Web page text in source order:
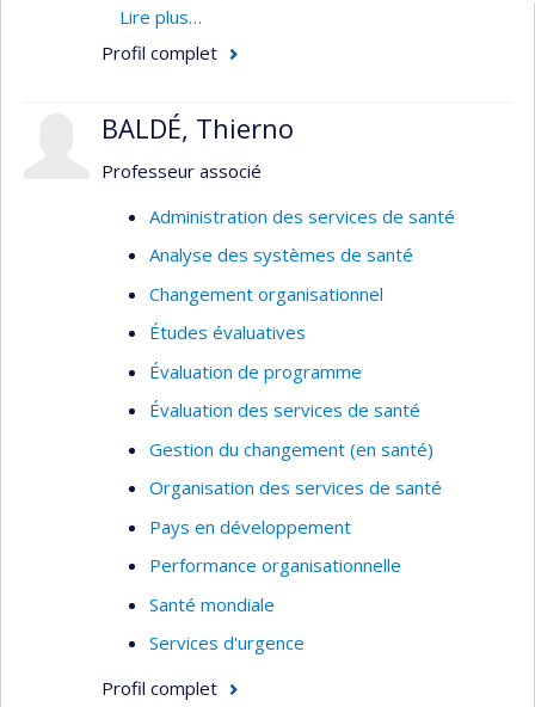
planification de la santé, Réhabilitation du
système de santé (post crise), Soins de santé
Lire plus…
Profil complet
BALDÉ, Thierno
Professeur associé
Administration des services de santé
Analyse des systèmes de santé
Changement organisationnel
Études évaluatives
Évaluation de programme
Évaluation des services de santé
Gestion du changement (en santé)
Organisation des services de santé
Pays en développement
Performance organisationnelle
Santé mondiale
Services d'urgence
Profil complet